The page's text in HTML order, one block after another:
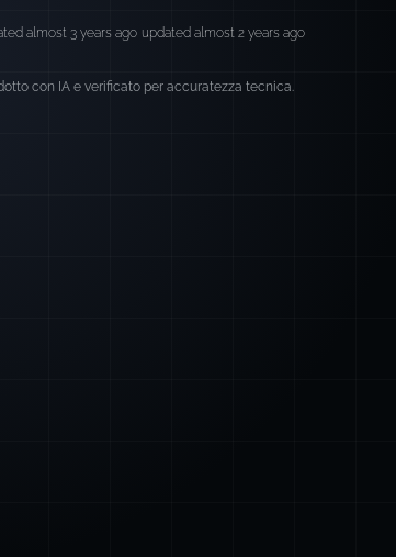
almost 3 years ago updated almost 2 years ago
con IA e verificato per accuratezza tecnica.